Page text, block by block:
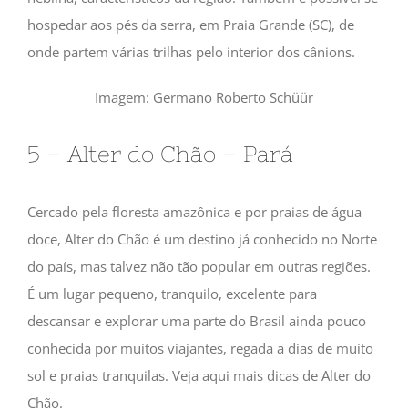
hospedar aos pés da serra, em Praia Grande (SC), de
onde partem várias trilhas pelo interior dos cânions.
Imagem: Germano Roberto Schüür
5 – Alter do Chão – Pará
Cercado pela floresta amazônica e por praias de água
doce, Alter do Chão é um destino já conhecido no Norte
do país, mas talvez não tão popular em outras regiões.
É um lugar pequeno, tranquilo, excelente para
descansar e explorar uma parte do Brasil ainda pouco
conhecida por muitos viajantes, regada a dias de muito
sol e praias tranquilas. Veja aqui mais dicas de Alter do
Chão.